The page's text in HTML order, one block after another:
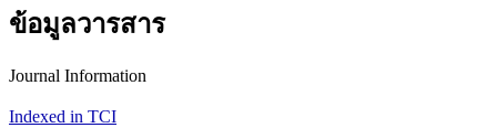
ข้อมูลวารสาร
Journal Information
Indexed in TCI